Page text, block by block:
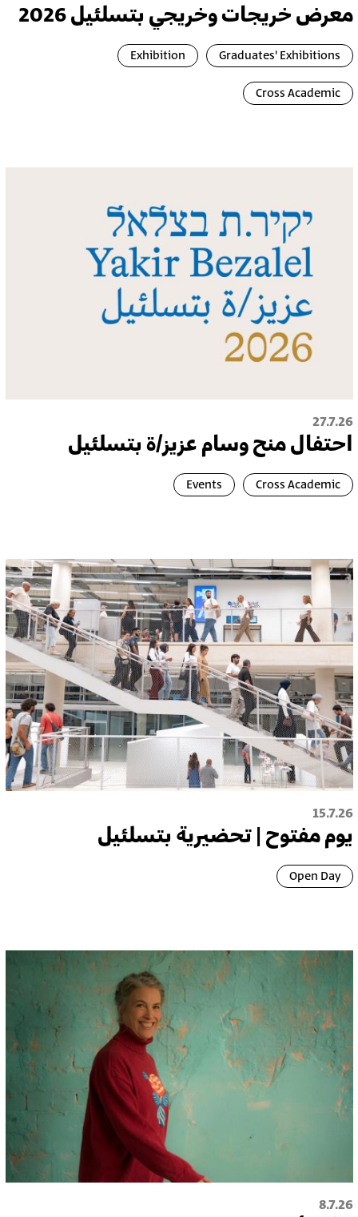
معرض خريجات وخريجي بتسلئيل 2026
Graduates' Exhibitions
Exhibition
Cross Academic
27.7.26
احتفال منح وسام عزيز/ة بتسلئيل
Cross Academic
Events
15.7.26
يوم مفتوح | تحضيرية بتسلئيل
Open Day
8.7.26